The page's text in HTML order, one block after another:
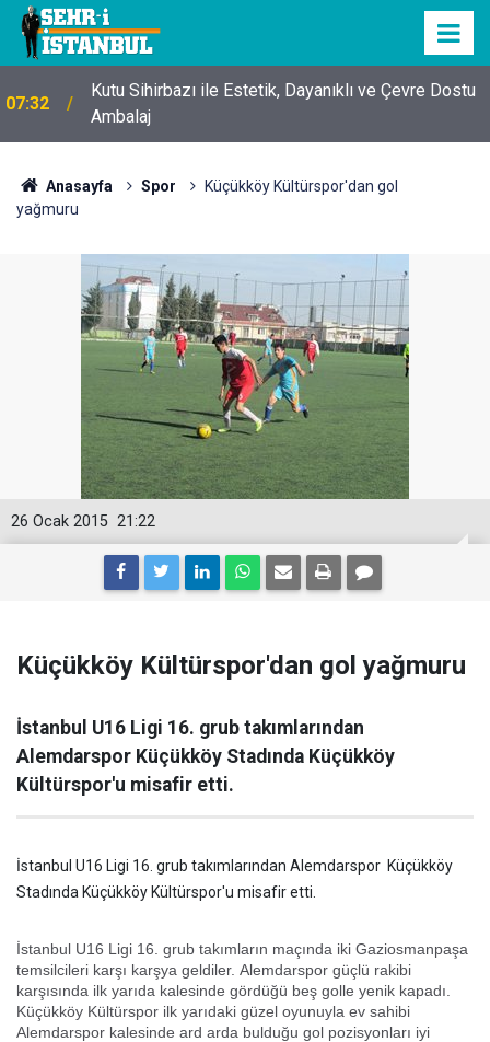
07:32
Kutu Sihirbazı ile Estetik, Dayanıklı ve Çevre Dostu
Ambalaj
Anasayfa Spor
Küçükköy Kültürspor'dan gol
yağmuru
21:22
26 Ocak 2015
Küçükköy Kültürspor'dan gol yağmuru
İstanbul U16 Ligi 16. grub takımlarından
Alemdarspor Küçükköy Stadında Küçükköy
Kültürspor'u misafir etti.
İstanbul U16 Ligi 16. grub takımlarından Alemdarspor Küçükköy
Stadında Küçükköy Kültürspor'u misafir etti.
İstanbul U16 Ligi 16. grub takımların maçında iki Gaziosmanpaşa
temsilcileri karşı karşya geldiler. Alemdarspor güçlü rakibi
karşısında ilk yarıda kalesinde gördüğü beş golle yenik kapadı.
Küçükköy Kültürspor ilk yarıdaki güzel oyunuyla ev sahibi
Alemdarspor kalesinde ard arda bulduğu gol pozisyonları iyi